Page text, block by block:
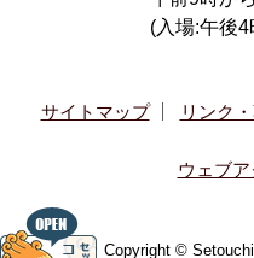
(入場:午後
サイトマップ リンク
ウェブ
Copyright ©